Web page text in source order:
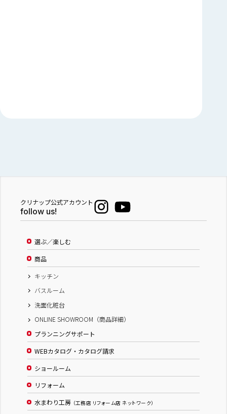
クリナップ公式アカウント
follow us!
選ぶ／楽しむ
商品
キッチン
バスルーム
洗面化粧台
ONLINE SHOWROOM（商品詳細）
プランニングサポート
WEBカタログ・カタログ請求
ショールーム
リフォーム
水まわり工房 （工務店 リフォーム店 ネットワーク）